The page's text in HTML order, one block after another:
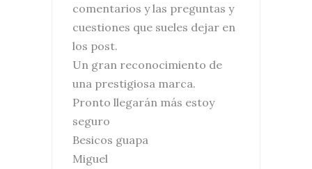
comentarios y las preguntas y
cuestiones que sueles dejar en
los post.
Un gran reconocimiento de
una prestigiosa marca.
Pronto llegarán más estoy
seguro
Besicos guapa
Miguel